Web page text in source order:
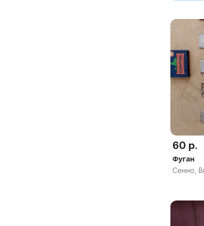
60 р.
Фуган
Сенно,